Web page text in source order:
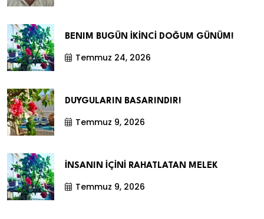
BENIM BUGÜN İKİNCİ DOĞUM GÜNÜM!
Temmuz 24, 2026
DUYGULARIN BASARINDIR!
Temmuz 9, 2026
İNSANIN İÇİNİ RAHATLATAN MELEK
Temmuz 9, 2026